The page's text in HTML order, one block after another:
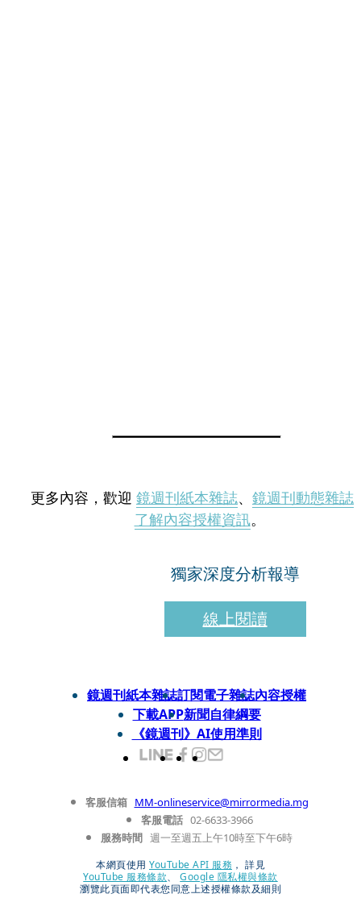
更多內容，歡迎 鏡週刊紙本雜誌、 鏡週刊動態雜誌
了解內容授權資訊。
獨家深度分析報導
線上閱讀
鏡週刊紙本雜誌訂閱電子雜誌內容授權
下載APP新聞自律綱要
《鏡週刊》AI使用準則
客服信箱 MM-onlineservice@mirrormedia.mg
客服電話 02-6633-3966
服務時間 週一至週五上午10時至下午6時
本網頁使用 YouTube API 服務 ， 詳見
YouTube 服務條款、
Google 隱私權與條款
瀏覽此頁面即代表您同意上述授權條款及細則